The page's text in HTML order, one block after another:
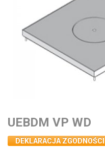
UEBDM VP WD
DEKLARACJA ZGODNOŚCI